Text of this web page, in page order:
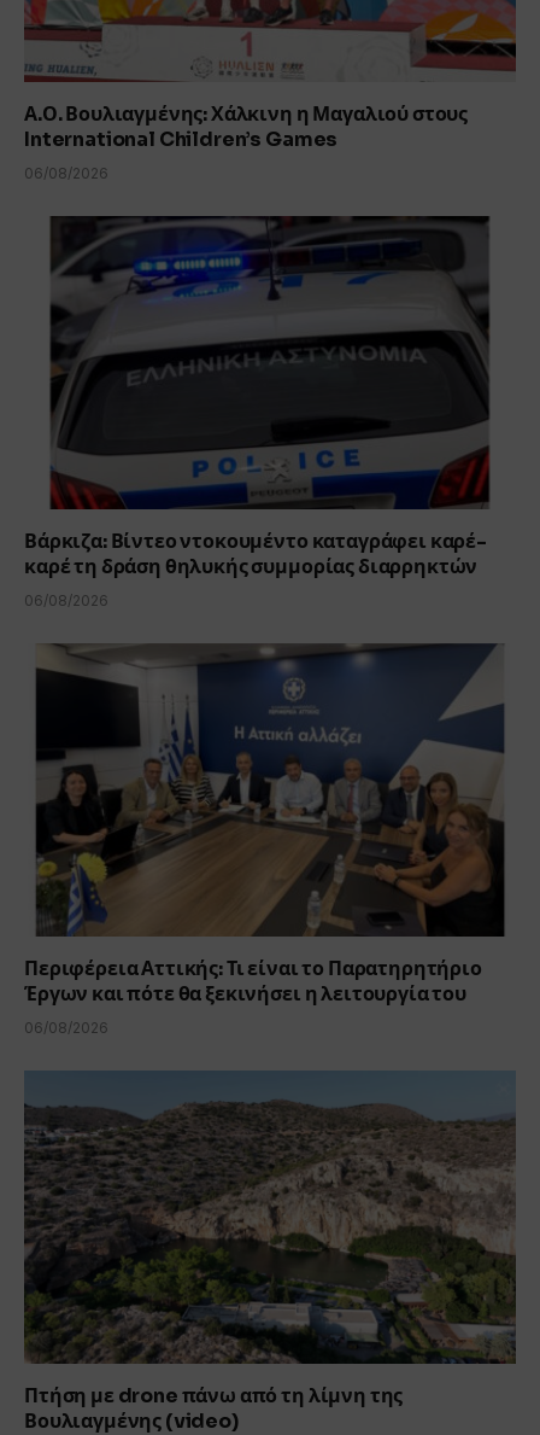
Α.Ο. Βουλιαγμένης: Χάλκινη η Μαγαλιού στους
International Children’s Games
06/08/2026
Βάρκιζα: Βίντεο ντοκουμέντο καταγράφει καρέ-
καρέ τη δράση θηλυκής συμμορίας διαρρηκτών
06/08/2026
Περιφέρεια Αττικής: Τι είναι το Παρατηρητήριο
Έργων και πότε θα ξεκινήσει η λειτουργία του
06/08/2026
Πτήση με drone πάνω από τη λίμνη της
Βουλιαγμένης (video)